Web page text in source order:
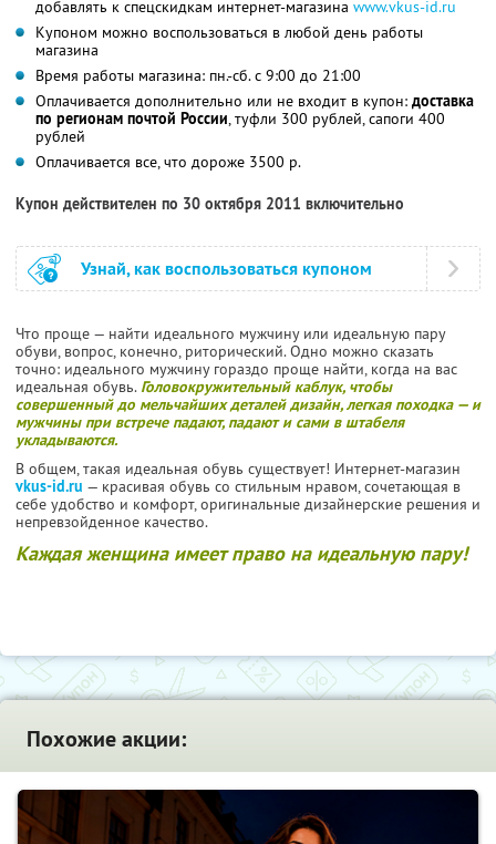
добавлять к спецскидкам интернет-магазина www.vkus-id.ru
Купоном можно воспользоваться в любой день работы
магазина
Время работы магазина: пн.-сб. с 9:00 до 21:00
Оплачивается дополнительно или не входит в купон: доставка
по регионам почтой России, туфли 300 рублей, сапоги 400
рублей
Оплачивается все, что дороже 3500 р.
Купон действителен по 30 октября 2011 включительно
Узнай, как воспользоваться купоном
Что проще — найти идеального мужчину или идеальную пару
обуви, вопрос, конечно, риторический. Одно можно сказать
точно: идеального мужчину гораздо проще найти, когда на вас
идеальная обувь. Головокружительный каблук, чтобы
совершенный до мельчайших деталей дизайн, легкая походка — и
мужчины при встрече падают, падают и сами в штабеля
укладываются.
В общем, такая идеальная обувь существует! Интернет-магазин
vkus-id.ru — красивая обувь со стильным нравом, сочетающая в
себе удобство и комфорт, оригинальные дизайнерские решения и
непревзойденное качество.
Каждая женщина имеет право на идеальную пару!
Похожие акции: